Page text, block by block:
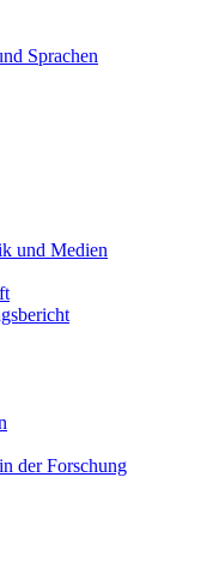
Sprachen
und Medien
der Forschung